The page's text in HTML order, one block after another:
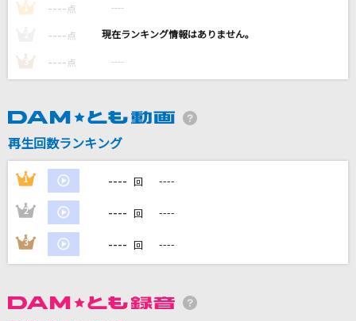
LUNA SEA
UNDEAD
[生音]夢であるように
DAMの新曲・ランキングなど
1 ---- 点 ----
---- 点 ----
3 ---- 点 ----
再生回数ランキング
1 ---- 回 ----
2 ---- 回 ----
3 ---- 回 ----